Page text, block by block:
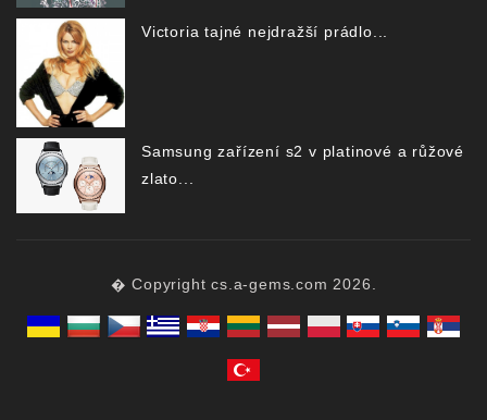
Victoria tajné nejdražší prádlo...
Samsung zařízení s2 v platinové a růžové
zlato...
� Copyright cs.a-gems.com 2026.